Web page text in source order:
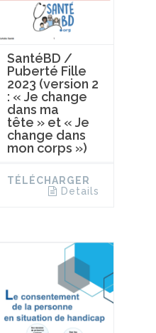
SantéBD /
Puberté Fille
2023 (version 2
: « Je change
dans ma
tête » et « Je
change dans
mon corps »)
TÉLÉCHARGER
Details